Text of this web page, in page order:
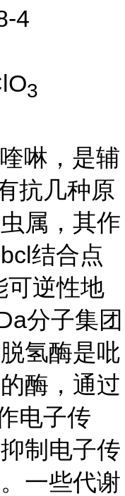
4
3
啉，是辅
抗几种原
属，其作
结合点
可逆性地
分子集团
氢酶是吡
酶，通过
电子传
制电子传
一些代谢